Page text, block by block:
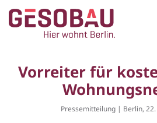
ZUM HAUPTINHALT SPRINGEN
Zur Startseite
Vorreiter für
Pressemitteilung | Berlin,